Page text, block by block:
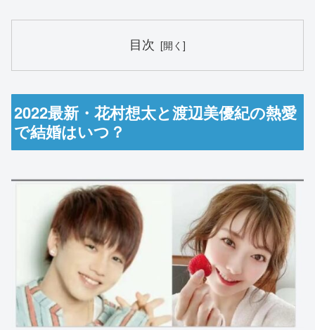
目次
2022最新・花村想太と渡辺美優紀の熱愛
で結婚はいつ？